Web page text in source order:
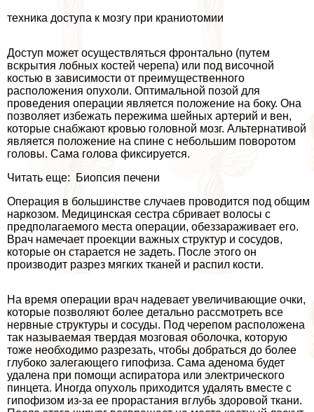
техника доступа к мозгу при краниотомии
Доступ может осуществляться фронтально (путем
вскрытия лобных костей черепа) или под височной
костью в зависимости от преимущественного
расположения опухоли. Оптимальной позой для
проведения операции является положение на боку. Она
позволяет избежать пережима шейных артерий и вен,
которые снабжают кровью головной мозг. Альтернативой
является положение на спине с небольшим поворотом
головы. Сама голова фиксируется.
Читать еще: Биопсия печени
Операция в большинстве случаев проводится под общим
наркозом. Медицинская сестра сбривает волосы с
предполагаемого места операции, обеззараживает его.
Врач намечает проекции важных структур и сосудов,
которые он старается не задеть. После этого он
производит разрез мягких тканей и распил кости.
На время операции врач надевает увеличивающие очки,
которые позволяют более детально рассмотреть все
нервные структуры и сосуды. Под черепом расположена
так называемая твердая мозговая оболочка, которую
тоже необходимо разрезать, чтобы добраться до более
глубоко залегающего гипофиза. Сама аденома будет
удалена при помощи аспиратора или электрического
пинцета. Иногда опухоль приходится удалять вместе с
гипофизом из-за ее прорастания вглубь здоровой ткани.